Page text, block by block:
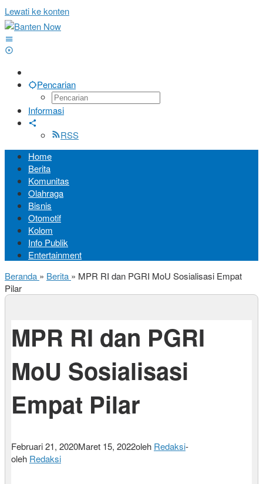
Lewati ke konten
Pencarian
Informasi
RSS
Home
Berita
Komunitas
Olahraga
Bisnis
Otomotif
Kolom
Info Publik
Entertainment
Beranda » Berita » MPR RI dan PGRI MoU Sosialisasi Empat
Pilar
MPR RI dan PGRI
MoU Sosialisasi
Empat Pilar
Februari 21, 2020Maret 15, 2022oleh Redaksi-
oleh Redaksi